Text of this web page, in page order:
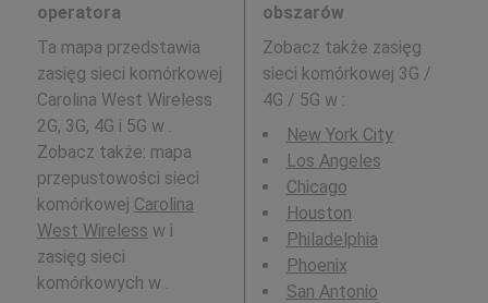
operatora
Ta mapa przedstawia
zasięg sieci komórkowej
Carolina West Wireless
2G, 3G, 4G i 5G w .
Zobacz także: mapa
przepustowości sieci
komórkowej Carolina
West Wireless w i
zasięg sieci
komórkowych w .
obszarów
Zobacz także zasięg
sieci komórkowej 3G /
4G / 5G w :
New York City
Los Angeles
Chicago
Houston
Philadelphia
Phoenix
San Antonio